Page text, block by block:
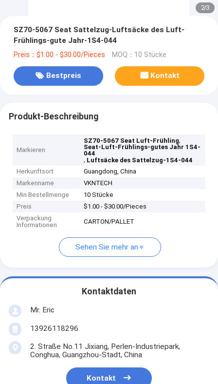
2/3
SZ70-5067 Seat Sattelzug-Luftsäcke des Luft-
Frühlings-gute Jahr-1S4-044
Preis：$1.00 - $30.00/Pieces MOQ：10 Stücke
Bestpreis Kontakt
Produkt-Beschreibung
Markieren
SZ70-5067 Seat Luft-Frühling,
Seat-Luft-Frühlings-gutes Jahr 1S4-
044
, Luftsäcke des Sattelzug-1S4-044
Herkunftsort
Guangdong, China
Markenname
VKNTECH
Min Bestellmenge
10 Stücke
Preis
$1.00 - $30.00/Pieces
Verpackung
Informationen
CARTON/PALLET
Sehen Sie mehr an
Kontaktdaten
Mr. Eric
13926118296
2. Straße No.11 Jixiang, Perlen-Industriepark,
Conghua, Guangzhou-Stadt, China
Kontakt